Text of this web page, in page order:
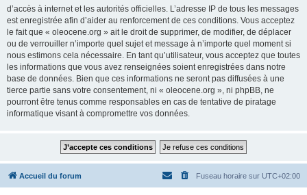
d’accès à internet et les autorités officielles. L’adresse IP de tous les messages
est enregistrée afin d’aider au renforcement de ces conditions. Vous acceptez
le fait que « oleocene.org » ait le droit de supprimer, de modifier, de déplacer
ou de verrouiller n’importe quel sujet et message à n’importe quel moment si
nous estimons cela nécessaire. En tant qu’utilisateur, vous acceptez que toutes
les informations que vous avez renseignées soient enregistrées dans notre
base de données. Bien que ces informations ne seront pas diffusées à une
tierce partie sans votre consentement, ni « oleocene.org », ni phpBB, ne
pourront être tenus comme responsables en cas de tentative de piratage
informatique visant à compromettre vos données.
Accueil du forum Fuseau horaire sur UTC+02:00